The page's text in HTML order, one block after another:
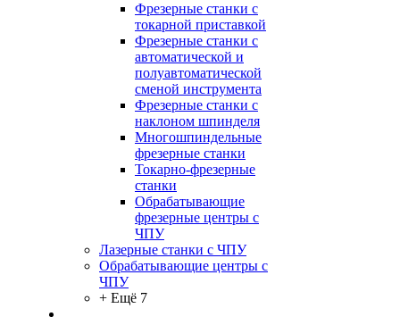
Фрезерные станки с
токарной приставкой
Фрезерные станки с
автоматической и
полуавтоматической
сменой инструмента
Фрезерные станки с
наклоном шпинделя
Многошпиндельные
фрезерные станки
Токарно-фрезерные
станки
Обрабатывающие
фрезерные центры с
ЧПУ
Лазерные станки с ЧПУ
Обрабатывающие центры с
ЧПУ
+ Ещё 7